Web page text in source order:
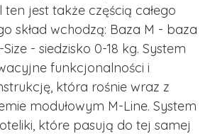
jest także częścią całego
skład wchodzą: Baza M - baza
- siedzisko 0-18 kg. System
funkcjonalności i
która rośnie wraz z
modułowym M-Line. System
które pasują do tej samej